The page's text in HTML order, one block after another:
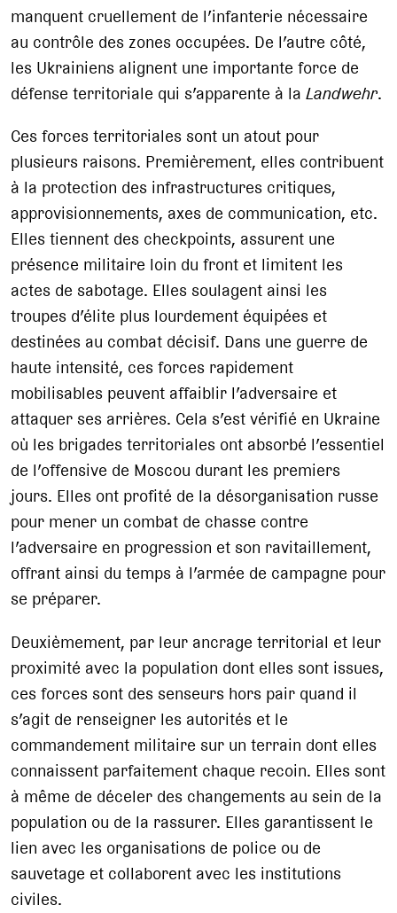
manquent cruellement de l’infanterie nécessaire
au contrôle des zones occupées. De l’autre côté,
les Ukrainiens alignent une importante force de
défense territoriale qui s’apparente à laLandwehr.
Ces forces territoriales sont un atout pour
plusieurs raisons. Premièrement, elles contribuent
à la protection des infrastructures critiques,
approvisionnements, axes de communication, etc.
Elles tiennent des checkpoints, assurent une
présence militaire loin du front et limitent les
actes de sabotage. Elles soulagent ainsi les
troupes d’élite plus lourdement équipées et
destinées au combat décisif. Dans une guerre de
haute intensité, ces forces rapidement
mobilisables peuvent affaiblir l’adversaire et
attaquer ses arrières. Cela s’est vérifié en Ukraine
où les brigades territoriales ont absorbé l’essentiel
de l’offensive de Moscou durant les premiers
jours. Elles ont profité de la désorganisation russe
pour mener un combat de chasse contre
l’adversaire en progression et son ravitaillement,
offrant ainsi du temps à l’armée de campagne pour
se préparer.
Deuxièmement, par leur ancrage territorial et leur
proximité avec la population dont elles sont issues,
ces forces sont des senseurs hors pair quand il
s’agit de renseigner les autorités et le
commandement militaire sur un terrain dont elles
connaissent parfaitement chaque recoin. Elles sont
à même de déceler des changements au sein de la
population ou de la rassurer. Elles garantissent le
lien avec les organisations de police ou de
sauvetage et collaborent avec les institutions
civiles.